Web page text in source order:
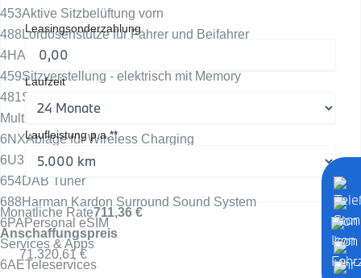
453Aktive Sitzbelüftung vorn
488 Lordosenstütze für Fahrer und Beifahrer
4HA Sitzheizung vorne und hinten
459Sitzverstellung - elektrisch mit Memory
481Sportsitze für Fahrer und Beifahrer
Multimedia
6NXAblage für Wireless Charging
6U3 BMW Live Cockpit Professional *
654DAB Tuner
688 Harman Kardon Surround Sound System
6PA Personal eSIM
Services & Apps
6AETeleservices
Leasingsonderzahlung
Laufzeit
Laufleistung p.a.**
Monatliche Rate711,36 €
Anschaffungspreis
71.320,61 €